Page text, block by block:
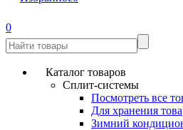
0
Каталог товаров
Сплит-системы
Посмотреть все
Для хранения
Зимний